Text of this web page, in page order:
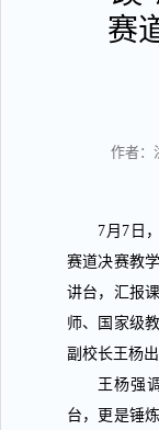
赛
作者：
7月 7 日
赛道决赛教
讲台，汇报
师、国家级
副校长王杨
王杨强
台，更是锤